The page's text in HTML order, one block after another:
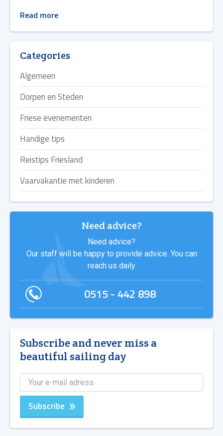
Read more
Categories
Algemeen
Dorpen en Steden
Friese evenementen
Handige tips
Reistips Friesland
Vaarvakantie met kinderen
Need advice?
Need advice?
Our staff will be happy to provide advice. You can
reach us daily
0515 - 442 898
Subscribe and never miss a
beautiful sailing day
Subscribe